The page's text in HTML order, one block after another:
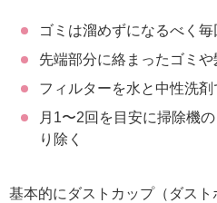
ゴミは溜めずになるべく毎
先端部分に絡まったゴミや
フィルターを水と中性洗
月1〜2回を目安に掃除機
り除く
基本的にダストカップ（ダス